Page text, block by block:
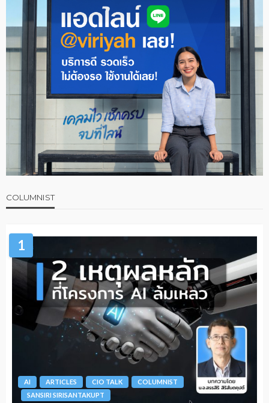
COLUMNIST
1
AI ARTICLES CIO TALK
COLUMNIST
SANSIRI SIRISANTAKUPT